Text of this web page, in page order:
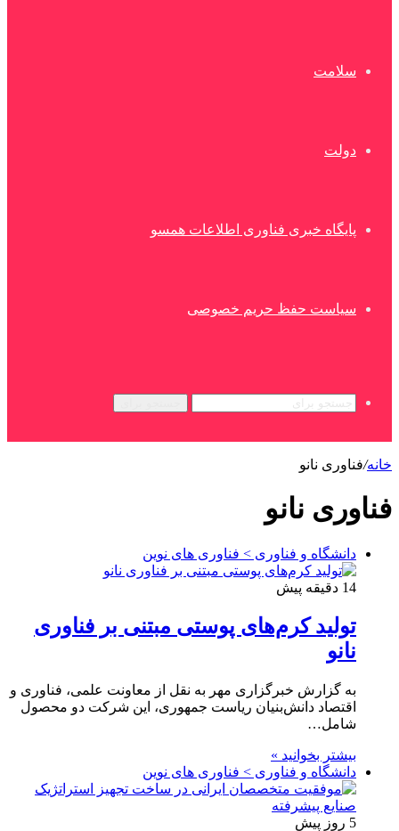
سلامت
دولت
پایگاه خبری فناوری اطلاعات همسو
سیاست حفظ حریم خصوصی
خانه/فناوری نانو
فناوری نانو
دانشگاه و فناوری > فناوری های نوین
14 دقیقه پیش
تولید کرم‌های پوستی مبتنی بر فناوری
نانو
به گزارش خبرگزاری مهر به نقل از معاونت علمی، فناوری و
اقتصاد دانش‌بنیان ریاست جمهوری، این شرکت دو محصول
شامل…
بیشتر بخوانید »
دانشگاه و فناوری > فناوری های نوین
5 روز پیش